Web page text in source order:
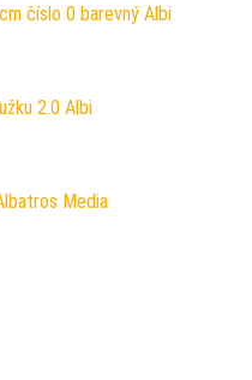
číslo 0 barevný Albi
99 Kč.
2.0 Albi
149 Kč.
Media
399 Kč.